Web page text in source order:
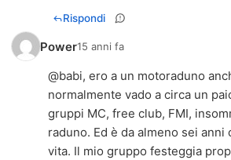
Rispondi
Power15 anni fa
@babi, ero a un motoraduno
normalmente vado a circa un
gruppi MC, free club, FMI,
raduno. Ed è da almeno sei anni
vita. Il mio gruppo festeggia